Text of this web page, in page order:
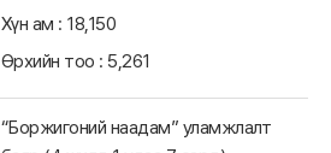
Хүн ам : 18,150
Өрхийн тоо : 5,261
“Боржигоний наадам” уламжлалт